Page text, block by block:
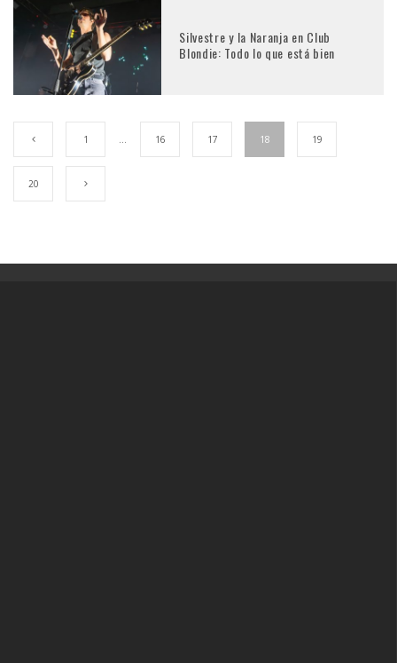
Silvestre y la Naranja en Club
Blondie: Todo lo que está bien
1 16 17 18 19
20